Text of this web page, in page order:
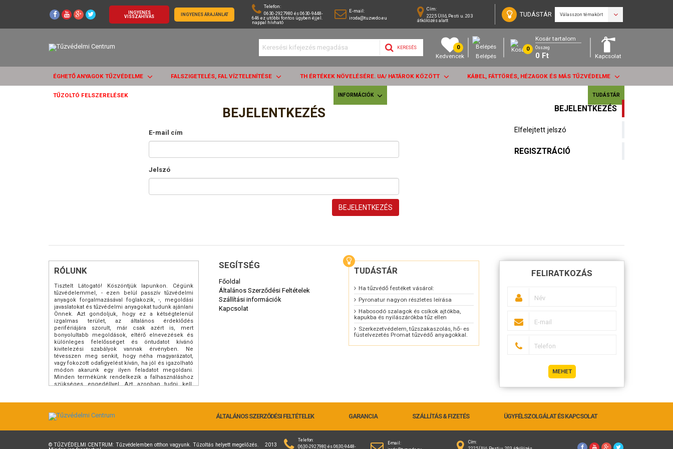
INGYENES
VISSZAHÍVÁS
INGYENES ÁRAJÁNLAT
Telefon:
0630-2927980 és 0630-9448-
646 ez utóbbi fontos ügyben éjjel.
nappal hívható
E-mail:
iroda@tuzvedo.eu
Cím:
2225 Üllő, Pesti u. 203
átkölözés alatt
TUDÁSTÁR Válasszon témakört
KERESÉS 0
Kedvencek Belépés
0
Kosár tartalom
Összeg
0 Ft Kapcsolat
ÉGHETŐ ANYAGOK TŰZVÉDELME FALSZIGETELÉS, FAL VÍZTELENÍTÉSE TH ÉRTÉKEK NÖVELÉSÉRE. UA/ HATÁROK KÖZÖTT KÁBEL, FÁTTÖRÉS, HÉZAGOK ÉS MÁS TŰZVÉDELME
TŰZOLTÓ FELSZERELÉSEK INFORMÁCIÓK TUDÁSTÁR
BEJELENTKEZÉS
Elfelejtett jelszó
REGISZTRÁCIÓ
BEJELENTKEZÉS
E-mail cím
Jelszó
BEJELENTKEZÉS
RÓLUNK
Tisztelt Látogató! Köszöntjük lapunkon. Cégünk
tűzvédelemmel, - ezen belül passzív tűzvédelmi
anyagok forgalmazásával foglakozik, -, megoldási
javaslatokat és tűzvédelmi anyagokat tudunk ajánlani
Önnek. Azt gondoljuk, hogy ez a kétségtelenül
izgalmas terület, az általános érdeklődés
perifériájára szorult, már csak azért is, mert
bonyolultabb megoldások, eltérő elnevezések és
különleges felelősséget és öntudatot kívánó
kivitelezési szabályok vannak érvényben. Ne
tévesszen meg senkit, hogy néha magyarázatot,
vagy fokozott odafigyelést kíván, ha jól és igazolható
módon akarunk egy ilyen feladatot megoldani.
Minden termékünk rendelkezik a falhasználáshoz
szükséges engedéllyel. Azt azonban tudni kell,
megismerése magasabb szintű érdeklődés után
lehetséges. Azt azonban kijelenthetjük: CSODÁK
szerint az alapfokú ismeretektől kezdve az összetett
megoldásokig adunk információt. Ezt elsősorban a
SEGÍTSÉG
Főoldal
Általános Szerződési Feltételek
Szállítási információk
Kapcsolat
TUDÁSTÁR
Ha tűzvédő festéket vásárol:
Pyronatur nagyon részletes leírása
Habosodó szalagok és csíkok ajtókba,
kapukba és nyilászárókba tűz ellen
Szerkezetvédelem, tűzszakaszolás, hő- es
füstelvezetés Promat tűzvédő anyagokkal.
FELIRATKOZÁS
MEHET
ÁLTALÁNOS SZERZŐDÉSI FELTÉTELEK GARANCIA SZÁLLÍTÁS & FIZETÉS ÜGYFÉLSZOLGÁLAT ÉS KAPCSOLAT
© TŰZVÉDELMI CENTRUM: Tűzvédelemben otthon vagyunk. Tűzoltás helyett megelőzés. 2013
Telefon:
0630-2927980 és 0630-9448-
E-mail:
Cím: